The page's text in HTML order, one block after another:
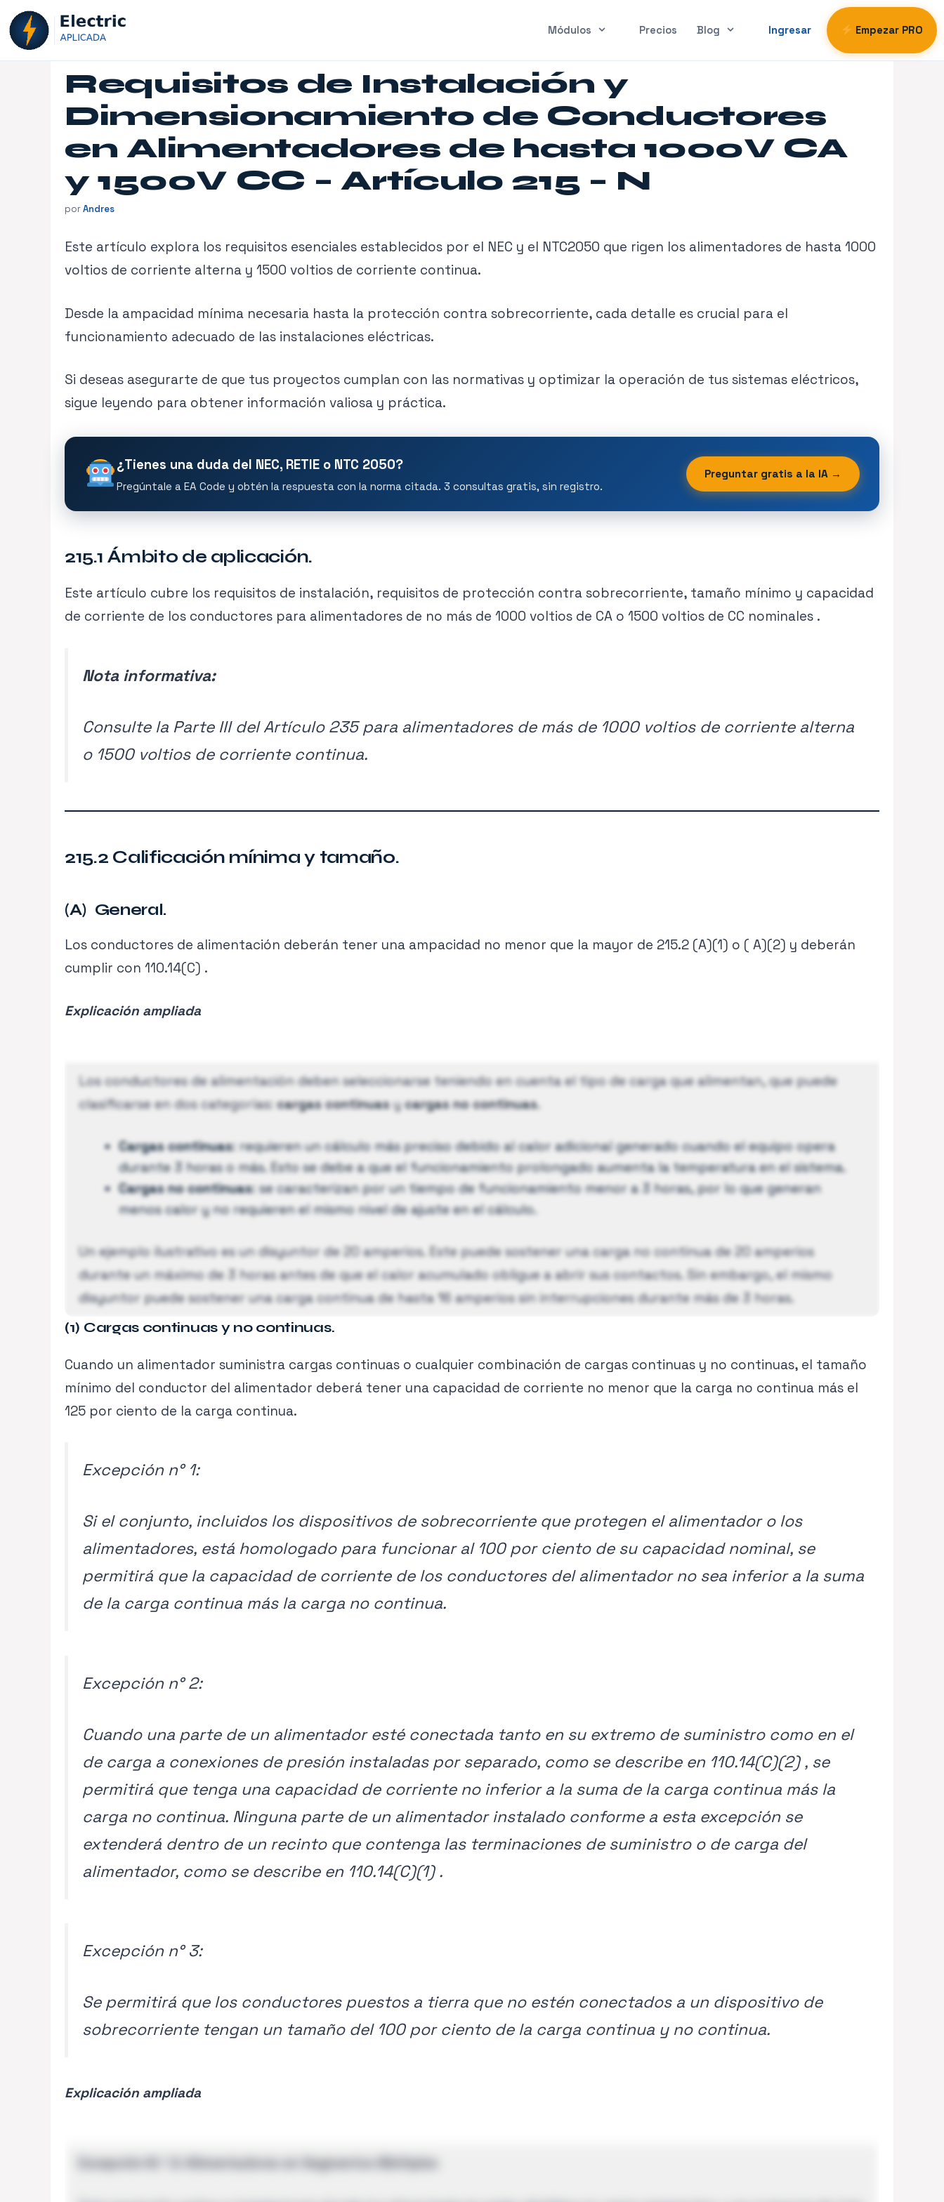
Saltar
al
contenido
Módulos Precios Blog Ingresar Empezar PRO
Requisitos de Instalación y
Dimensionamiento de Conductores
en Alimentadores de hasta 1000V CA
y 1500V CC – Artículo 215 – N
porAndres
Este artículo explora los requisitos esenciales establecidos por el NEC y el NTC2050 que rigen los alimentadores de hasta 1000
voltios de corriente alterna y 1500 voltios de corriente continua.
Desde la ampacidad mínima necesaria hasta la protección contra sobrecorriente, cada detalle es crucial para el
funcionamiento adecuado de las instalaciones eléctricas.
Si deseas asegurarte de que tus proyectos cumplan con las normativas y optimizar la operación de tus sistemas eléctricos,
sigue leyendo para obtener información valiosa y práctica.
¿Tienes una duda del NEC, RETIE o NTC 2050?
Pregúntale a EA Code y obtén la respuesta con la norma citada. 3 consultas gratis, sin registro.
Preguntar gratis a la IA →
215.1 Ámbito de aplicación.
Este artículo cubre los requisitos de instalación, requisitos de protección contra sobrecorriente, tamaño mínimo y capacidad
de corriente de los conductores para alimentadores de no más de 1000 voltios de CA o 1500 voltios de CC nominales .
Nota informativa:
Consulte la Parte III del Artículo 235 para alimentadores de más de 1000 voltios de corriente alterna
o 1500 voltios de corriente continua.
215.2 Calificación mínima y tamaño.
(A) General.
Los conductores de alimentación deberán tener una ampacidad no menor que la mayor de 215.2 (A)(1) o ( A)(2) y deberán
cumplir con 110.14(C) .
Explicación ampliada
Los conductores de alimentación deben seleccionarse teniendo en cuenta el tipo de carga que alimentan, que puede
clasificarse en dos categorías:cargas continuasycargas no continuas.
Cargas continuas: requieren un cálculo más preciso debido al calor adicional generado cuando el equipo opera
durante 3 horas o más. Esto se debe a que el funcionamiento prolongado aumenta la temperatura en el sistema.
Cargas no continuas: se caracterizan por un tiempo de funcionamiento menor a 3 horas, por lo que generan
menos calor y no requieren el mismo nivel de ajuste en el cálculo.
Un ejemplo ilustrativo es un disyuntor de 20 amperios. Este puede sostener una carga no continua de 20 amperios
durante un máximo de 3 horas antes de que el calor acumulado obligue a abrir sus contactos. Sin embargo, el mismo
disyuntor puede sostener una carga continua de hasta 16 amperios sin interrupciones durante más de 3 horas.
continuas, ajustando la protección de manera adecuada.
Contenido exclusivo PRO
Activa tu membresía para acceder.
(1) Cargas continuas y no continuas.
Cuando un alimentador suministra cargas continuas o cualquier combinación de cargas continuas y no continuas, el tamaño
mínimo del conductor del alimentador deberá tener una capacidad de corriente no menor que la carga no continua más el
125 por ciento de la carga continua.
Excepción n° 1:
Si el conjunto, incluidos los dispositivos de sobrecorriente que protegen el alimentador o los
alimentadores, está homologado para funcionar al 100 por ciento de su capacidad nominal, se
permitirá que la capacidad de corriente de los conductores del alimentador no sea inferior a la suma
de la carga continua más la carga no continua.
Excepción n° 2:
Cuando una parte de un alimentador esté conectada tanto en su extremo de suministro como en el
de carga a conexiones de presión instaladas por separado, como se describe en 110.14(C)(2) , se
permitirá que tenga una capacidad de corriente no inferior a la suma de la carga continua más la
carga no continua. Ninguna parte de un alimentador instalado conforme a esta excepción se
extenderá dentro de un recinto que contenga las terminaciones de suministro o de carga del
alimentador, como se describe en 110.14(C)(1) .
Excepción n° 3:
Se permitirá que los conductores puestos a tierra que no estén conectados a un dispositivo de
sobrecorriente tengan un tamaño del 100 por ciento de la carga continua y no continua.
Explicación ampliada
Excepción N.º 2: Alimentadores en Segmentos Múltiples